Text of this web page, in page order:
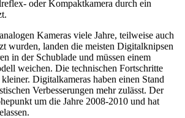
oder Kompaktkamera durch ein
Kameras viele Jahre, teilweise auch
wurden, landen die meisten Digitalknipsen
in der Schublade und müssen einem
weichen. Die technischen Fortschritte
Digitalkameras haben einen Stand
Verbesserungen mehr zulässt. Der
um die Jahre 2008-2010 und hat